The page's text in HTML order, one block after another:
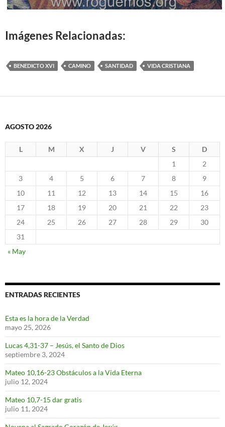
Imágenes Relacionadas:
BENEDICTO XVI CAMINO SANTIDAD VIDA CRISTIANA
AGOSTO 2026
L M X J V S
D
1
2
3
4 5 6 7 8
9
10
11 12 13 14 15
16
17
18 19 20 21 22
23
24
25 26 27 28 29
30
31
« May
ENTRADAS RECIENTES
Esta es la hora de la Verdad
mayo 25, 2026
Lucas 4,31-37 – Jesús, el Santo de Dios
septiembre 3, 2024
Mateo 10,16-23 Obstáculos a la Vida Eterna
julio 12, 2024
Mateo 10,7-15 dar gratis
julio 11, 2024